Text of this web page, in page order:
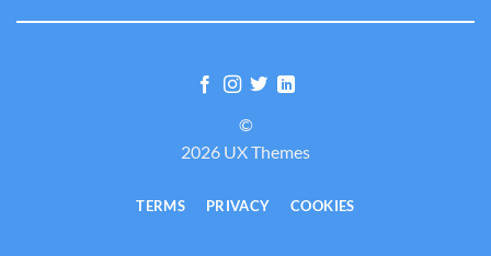
©
2026 UX Themes
TERMS PRIVACY COOKIES